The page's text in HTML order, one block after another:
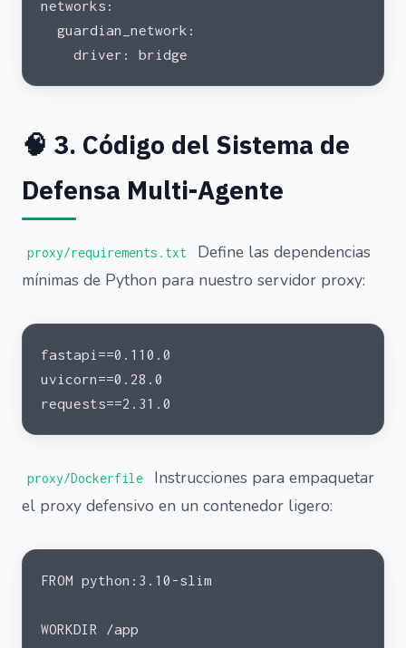
networks:
  guardian_network:
    driver: bridge
🧠 3. Código del Sistema de
Defensa Multi-Agente
proxy/requirements.txt
Define las dependencias
mínimas de Python para nuestro servidor proxy:
fastapi==0.110.0
uvicorn==0.28.0
requests==2.31.0
proxy/Dockerfile
Instrucciones para empaquetar
el proxy defensivo en un contenedor ligero:
FROM python:3.10-slim
WORKDIR /app